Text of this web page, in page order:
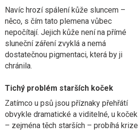
Navíc hrozí spálení kůže sluncem –
něco, s čím tato plemena vůbec
nepočítají. Jejich kůže není na přímé
sluneční záření zvyklá a nemá
dostatečnou pigmentaci, která by ji
chránila.
Tichý problém starších koček
Zatímco u psů jsou příznaky přehřátí
obvykle dramatické a viditelné, u koček
– zejména těch starších – probíhá krize